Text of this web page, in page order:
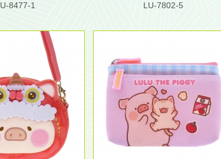
8477-1
LU-7802-5